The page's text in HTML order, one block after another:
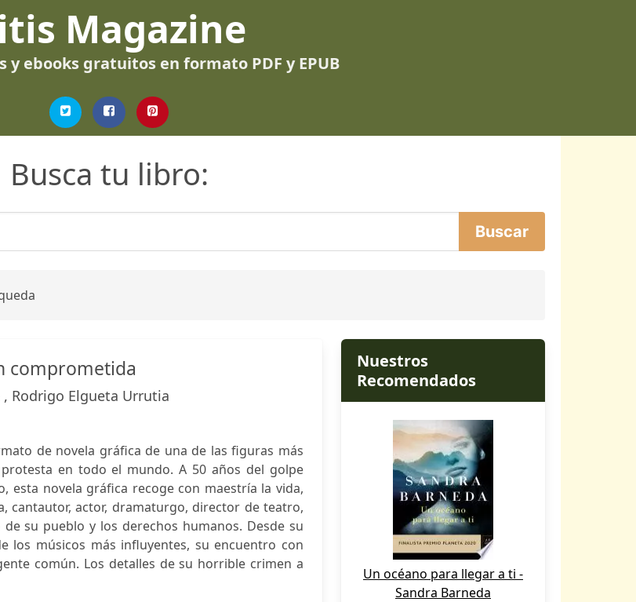
Magazine
y ebooks gratuitos en formato PDF y EPUB
Busca tu libro:
comprometida
, Rodrigo Elgueta Urrutia
de novela gráfica de una de las figuras más
en todo el mundo. A 50 años del golpe
esta novela gráfica recoge con maestría la vida,
cantautor, actor, dramaturgo, director de teatro,
su pueblo y los derechos humanos. Desde su
los músicos más influyentes, su encuentro con
común. Los detalles de su horrible crimen a
Nuestros
Recomendados
Un océano para llegar a ti -
Sandra Barneda